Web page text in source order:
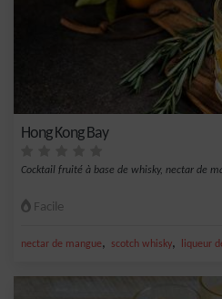
Hong Kong Bay
Cocktail fruité à base de whisky, nectar de
Facile
nectar de mangue, scotch whisky, liqueur